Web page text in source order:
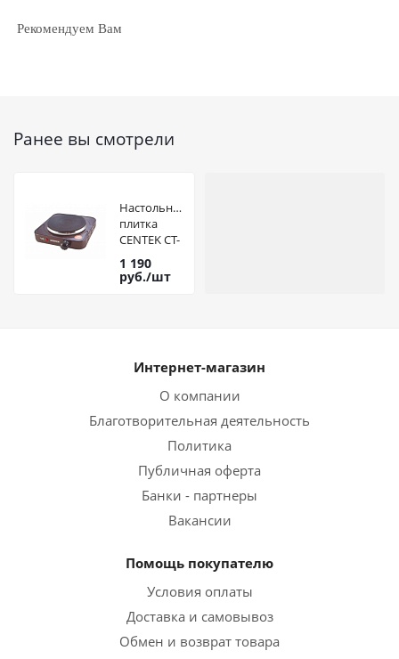
Рекомендуем Вам
Ранее вы смотрели
Настольная
плитка
CENTEK CT-
1506
(Siberia)
1конф
1 190
руб./шт
Интернет-магазин
О компании
Благотворительная деятельность
Политика
Публичная оферта
Банки - партнеры
Вакансии
Помощь покупателю
Условия оплаты
Доставка и самовывоз
Обмен и возврат товара